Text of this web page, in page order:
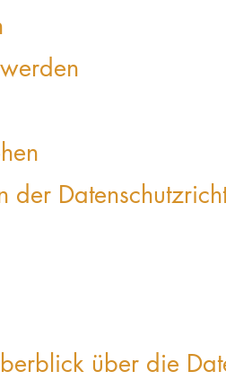
der
über die